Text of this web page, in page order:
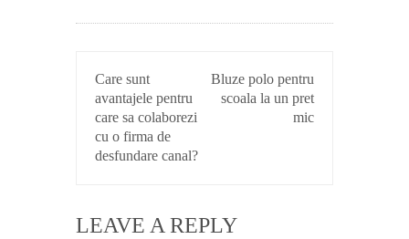
NAVIGATION
Care sunt
avantajele pentru
care sa colaborezi
cu o firma de
desfundare canal?
Bluze polo pentru
scoala la un pret
mic
LEAVE A REPLY